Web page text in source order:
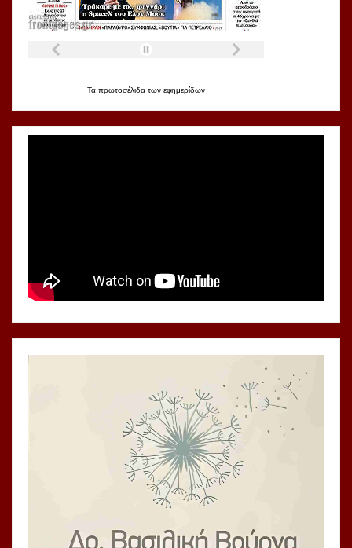
Τα πρωτοσέλιδα των εφημερίδων